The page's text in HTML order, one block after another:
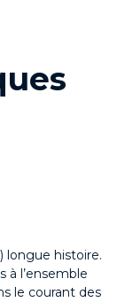
longue histoire.
à l’ensemble
le courant des